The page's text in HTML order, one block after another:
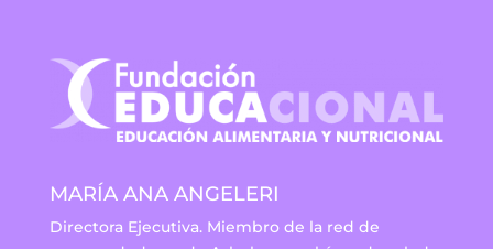
MARÍA ANA ANGELERI
Directora Ejecutiva. Miembro de la red de